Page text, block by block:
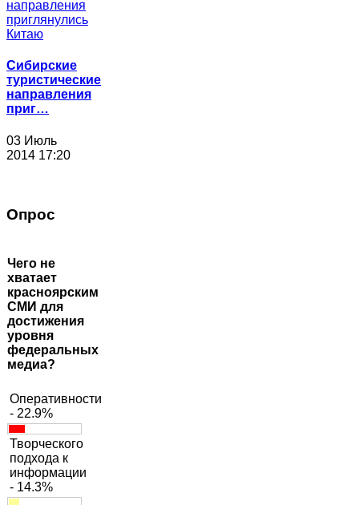
Сибирские
туристические
направления
приг…
03 Июль
2014 17:20
Опрос
Чего не
хватает
красноярским
СМИ для
достижения
уровня
федеральных
медиа?
Оперативности
- 22.9%
Творческого
подхода к
информации
- 14.3%